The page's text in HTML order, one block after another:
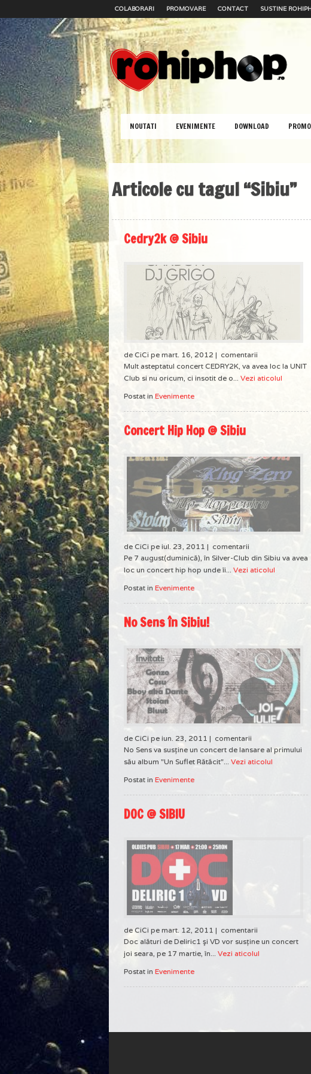
COLABORARI PROMOVARE CONTACT SUSTINE
NOUTATI EVENIMENTE DOWNLOAD
Articole cu tagul “Sibiu”
Cedry2k @ Sibiu
de CiCi pe mart. 16, 2012 | comentarii
Mult asteptatul concert CEDRY2K, va avea loc la UNIT
Club si nu oricum, ci insotit de o... Vezi aticolul
Postat in Evenimente
Concert Hip Hop @ Sibiu
de CiCi pe iul. 23, 2011 | comentarii
Pe 7 august(duminică), în Silver-Club din Sibiu va avea
loc un concert hip hop unde îi... Vezi aticolul
Postat in Evenimente
No Sens în Sibiu!
de CiCi pe iun. 23, 2011 | comentarii
No Sens va susţine un concert de lansare al primului
său album "Un Suflet Rătăcit"... Vezi aticolul
Postat in Evenimente
DOC @ SIBIU
de CiCi pe mart. 12, 2011 | comentarii
Doc alături de Deliric1 şi VD vor susţine un concert
joi seara, pe 17 martie, în... Vezi aticolul
Postat in Evenimente